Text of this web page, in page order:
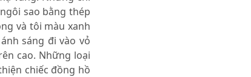
sao bằng thép
và tôi màu xanh
sáng đi vào vỏ
cao. Những loại
chiếc đồng hồ